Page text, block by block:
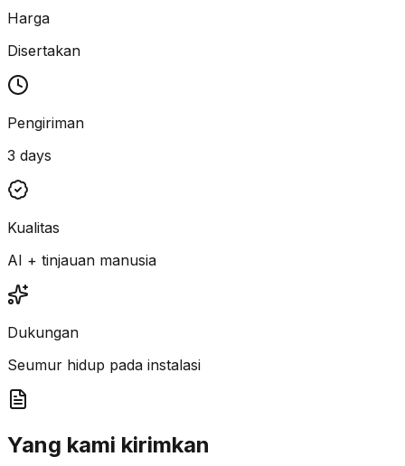
Harga
Disertakan
Pengiriman
3 days
Kualitas
AI + tinjauan manusia
Dukungan
Seumur hidup pada instalasi
Yang kami kirimkan